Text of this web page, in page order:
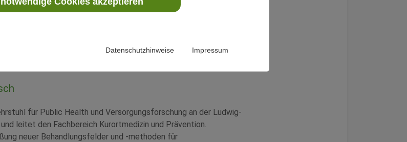
Datenschutzhinweise Impressum
seiner Lehre, der Stand der wissenschaftlichen
Rahmen der Weiterentwicklung der Naturheilkunde, aber auch
für Public Health und Versorgungsforschung an der Ludwig-
leitet den Fachbereich Kurortmedizin und Prävention.
neuer Behandlungsfelder und -methoden für